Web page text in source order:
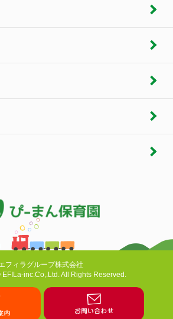
フィラグループ株式会社
inc.Co,.Ltd. All Rights Reserved.